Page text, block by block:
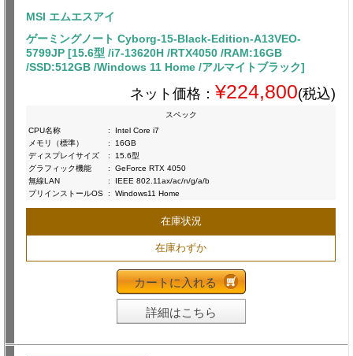
MSI エムエスアイ
ゲーミングノート Cyborg-15-Black-Edition-A13VEO-
5799JP [15.6型 /i7-13620H /RTX4050 /RAM:16GB
/SSD:512GB /Windows 11 Home /アルマイトブラック]
ネット価格： ¥224,800(税込)
スペック
CPU名称
:
Intel Core i7
メモリ（標準）
:
16GB
ディスプレイサイズ
:
15.6型
グラフィック機能
:
GeForce RTX 4050
無線LAN
:
IEEE 802.11ax/ac/n/g/a/b
プリインストールOS : Windows11 Home
在庫状況
在庫わずか
カートに入れる
詳細はこちら